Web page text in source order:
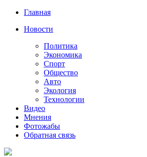
Главная
Новости
Политика
Экономика
Спорт
Общество
Авто
Экология
Технологии
Видео
Мнения
Фотожабы
Обратная связь